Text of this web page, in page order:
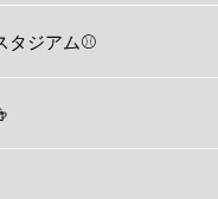
ジアム⚾